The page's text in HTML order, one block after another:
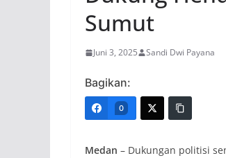
Sumut
Juni 3, 2025 Sandi Dwi Payana
Bagikan:
0
Medan – Dukungan politisi